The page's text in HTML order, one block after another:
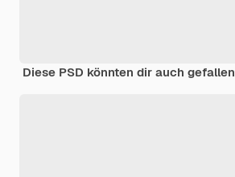
Diese PSD könnten dir auch gefallen